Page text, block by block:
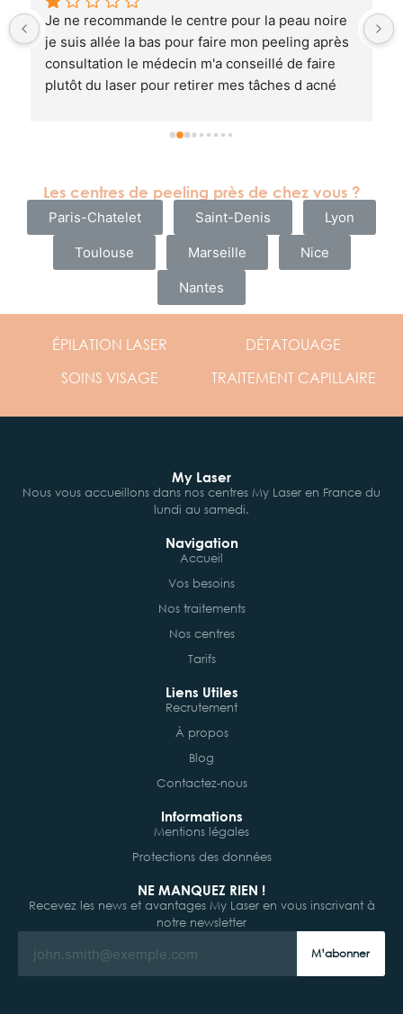
Je ne recommande le centre pour la peau noire
je suis allée la bas pour faire mon peeling après
consultation le médecin m'a conseillé de faire
plutôt du laser pour retirer mes tâches d acné
le laser m'a peau est brûlée j'ai eu une
Les centres de peeling près de chez vous ?
Paris-Chatelet
Saint-Denis Lyon
Toulouse Marseille Nice
Nantes
ÉPILATION LASER
DÉTATOUAGE
SOINS VISAGE TRAITEMENT CAPILLAIRE
My Laser
Nous vous accueillons dans nos centres My Laser en France du
lundi au samedi.
Navigation
Accueil
Vos besoins
Nos traitements
Nos centres
Tarifs
Liens Utiles
Recrutement
À propos
Blog
Contactez-nous
Informations
Mentions légales
Protections des données
NE MANQUEZ RIEN !
Recevez les news et avantages My Laser en vous inscrivant à
notre newsletter
M’abonner